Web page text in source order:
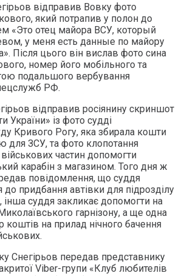
відправив Вовку фото
який потрапив у полон до
«Это отец майора ВСУ, который
у меня есть данные по майору
Після цього він вислав фото сина
номер його мобільного та
подальшого вербування
РФ.
відправив росіянину скриншот
України» із фото судді
Кривого Рогу, яка збирала кошти
для ЗСУ, та фото клопотання
частин допомогти
карабін з магазином. Того дня ж
повідомлення, що суддя
до придбання автівки для підрозділу
інша суддя закликає допомогти на
гарнізону, а ще одна
коштів на прилад нічного бачення
Снегірьов передав представнику
Viber-групи «Клуб любителів